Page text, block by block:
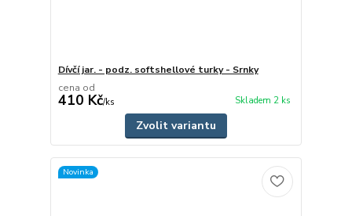
Dívčí jar. - podz. softshellové turky - Srnky
cena od
410 Kč/ks Skladem 2 ks
Zvolit variantu
Novinka